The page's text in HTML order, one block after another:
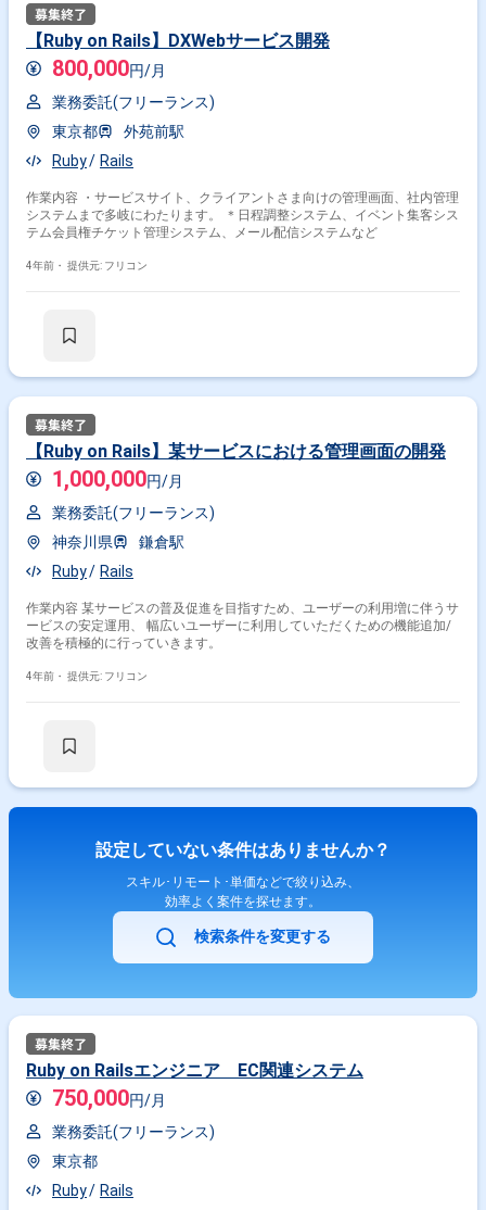
【Ruby on Rails】DXWebサービス開発
800,000円/月
業務委託(フリーランス)
東京都
外苑前駅
Ruby
Rails
作業内容 ・サービスサイト、クライアントさま向けの管理画面、社内管理
システムまで多岐にわたります。 ＊日程調整システム、イベント集客シス
テム会員権チケット管理システム、メール配信システムなど
4年前・ 提供元: フリコン
【Ruby on Rails】某サービスにおける管理画面の開発
1,000,000円/月
業務委託(フリーランス)
神奈川県
鎌倉駅
Ruby
Rails
作業内容 某サービスの普及促進を目指すため、ユーザーの利用増に伴うサ
ービスの安定運用、 幅広いユーザーに利用していただくための機能追加/
改善を積極的に行っていきます。
4年前・ 提供元: フリコン
設定していない条件はありませんか？
スキル･リモート･単価などで絞り込み、
効率よく案件を探せます。
検索条件を変更する
Ruby on Railsエンジニア EC関連システム
750,000円/月
業務委託(フリーランス)
東京都
Ruby
Rails